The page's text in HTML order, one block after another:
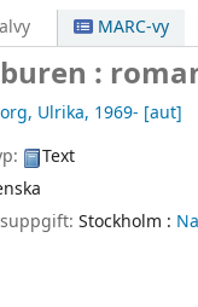
MARC-vy
:
Ulrika, 1969- [aut]
Text
Stockholm :